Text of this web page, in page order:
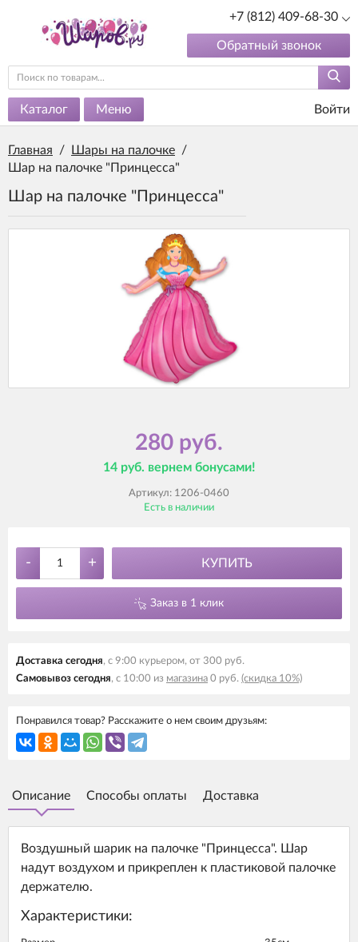
+7 (812) 409-68-30
Обратный звонок
Каталог Меню Войти
Главная / Шары на палочке /
Шар на палочке "Принцесса"
Шар на палочке "Принцесса"
280 руб.
14 руб. вернем бонусами!
Артикул: 1206-0460
Есть в наличии
- + КУПИТЬ
Заказ в 1 клик
Доставка сегодня, с 9:00 курьером, от 300 руб.
Самовывоз сегодня, с 10:00 из магазина 0 руб. (скидка 10%)
Понравился товар? Расскажите о нем своим друзьям:
Описание Способы оплаты Доставка
Воздушный шарик на палочке "Принцесса". Шар
надут воздухом и прикреплен к пластиковой палочке
держателю.
Характеристики: